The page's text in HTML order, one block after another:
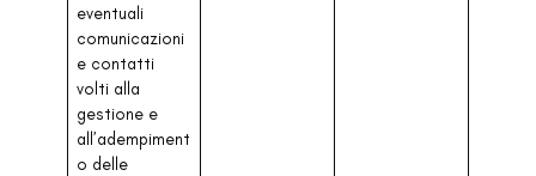
eventuali
comunicazioni
e contatti
volti alla
gestione e
all’adempiment
o delle